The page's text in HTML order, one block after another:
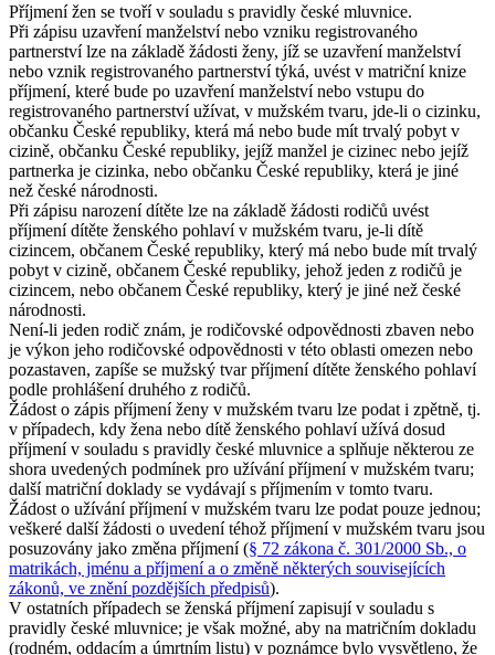
Příjmení žen se tvoří v souladu s pravidly české mluvnice.
Při zápisu uzavření manželství nebo vzniku registrovaného
partnerství lze na základě žádosti ženy, jíž se uzavření manželství
nebo vznik registrovaného partnerství týká, uvést v matriční knize
příjmení, které bude po uzavření manželství nebo vstupu do
registrovaného partnerství užívat, v mužském tvaru, jde-li o cizinku,
občanku České republiky, která má nebo bude mít trvalý pobyt v
cizině, občanku České republiky, jejíž manžel je cizinec nebo jejíž
partnerka je cizinka, nebo občanku České republiky, která je jiné
než české národnosti.
Při zápisu narození dítěte lze na základě žádosti rodičů uvést
příjmení dítěte ženského pohlaví v mužském tvaru, je-li dítě
cizincem, občanem České republiky, který má nebo bude mít trvalý
pobyt v cizině, občanem České republiky, jehož jeden z rodičů je
cizincem, nebo občanem České republiky, který je jiné než české
národnosti.
Není-li jeden rodič znám, je rodičovské odpovědnosti zbaven nebo
je výkon jeho rodičovské odpovědnosti v této oblasti omezen nebo
pozastaven, zapíše se mužský tvar příjmení dítěte ženského pohlaví
podle prohlášení druhého z rodičů.
Žádost o zápis příjmení ženy v mužském tvaru lze podat i zpětně, tj.
v případech, kdy žena nebo dítě ženského pohlaví užívá dosud
příjmení v souladu s pravidly české mluvnice a splňuje některou ze
shora uvedených podmínek pro užívání příjmení v mužském tvaru;
další matriční doklady se vydávají s příjmením v tomto tvaru.
Žádost o užívání příjmení v mužském tvaru lze podat pouze jednou;
veškeré další žádosti o uvedení téhož příjmení v mužském tvaru jsou
posuzovány jako změna příjmení (§ 72 zákona č. 301/2000 Sb., o
matrikách, jménu a příjmení a o změně některých souvisejících
zákonů, ve znění pozdějších předpisů).
V ostatních případech se ženská příjmení zapisují v souladu s
pravidly české mluvnice; je však možné, aby na matričním dokladu
(rodném, oddacím a úmrtním listu) v poznámce bylo vysvětleno, že